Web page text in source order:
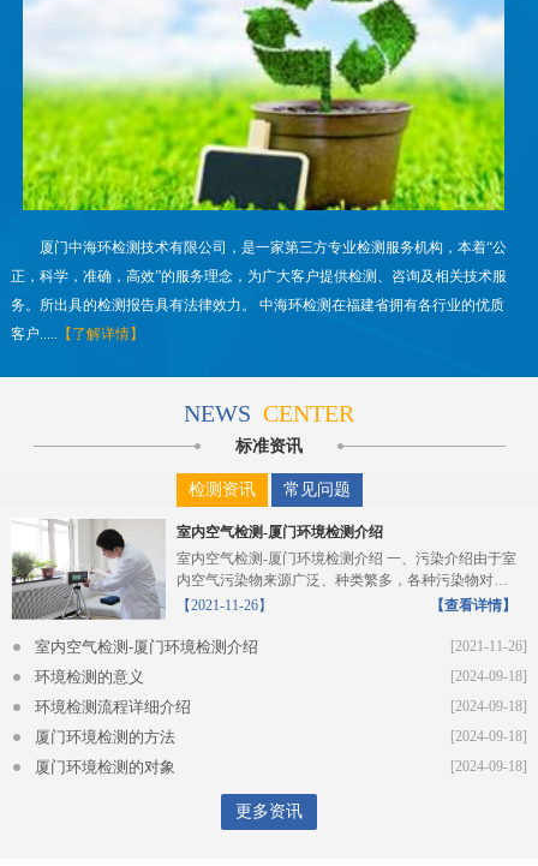
厦门中海环检测技术有限公司，是一家第三方专业检测服务机构，本着“公
正，科学，准确，高效”的服务理念，为广大客户提供检测、咨询及相关技术服
务。所出具的检测报告具有法律效力。 中海环检测在福建省拥有各行业的优质
客户..... 【了解详情】
NEWS CENTER
标准资讯
检测资讯 常见问题
室内空气检测-厦门环境检测介绍
室内空气检测-厦门环境检测介绍 一、污染介绍由于室
内空气污染物来源广泛、种类繁多，各种污染物对人
体的危...
【2021-11-26】 【查看详情】
[2021-11-26]
室内空气检测-厦门环境检测介绍
[2024-09-18]
环境检测的意义
[2024-09-18]
环境检测流程详细介绍
[2024-09-18]
厦门环境检测的方法
[2024-09-18]
厦门环境检测的对象
更多资讯